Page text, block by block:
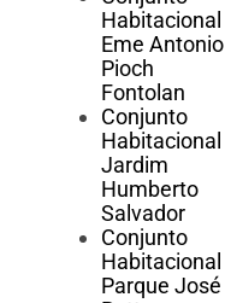
Habitacional
Eme Antonio
Pioch
Fontolan
Conjunto
Habitacional
Jardim
Humberto
Salvador
Conjunto
Habitacional
Parque José